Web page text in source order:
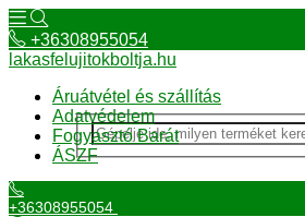
+36308955054
lakasfelujitokboltja.hu
Áruátvétel és szállítás
Adatvédelem
Fogyasztó Barát
ÁSZF
+36308955054